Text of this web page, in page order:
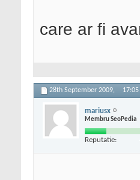
care ar fi
28th September 2009, 17:05
mariusx
Membru SeoPedia
Reputatie: